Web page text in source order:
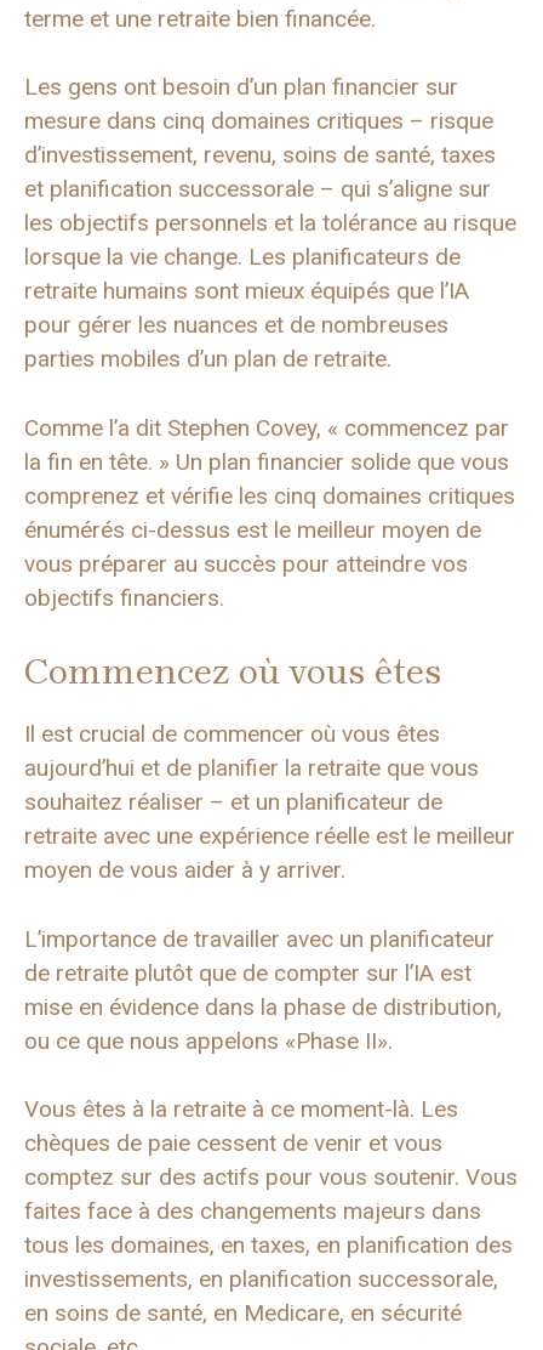
terme et une retraite bien financée.
Les gens ont besoin d’un plan financier sur
mesure dans cinq domaines critiques – risque
d’investissement, revenu, soins de santé, taxes
et planification successorale – qui s’aligne sur
les objectifs personnels et la tolérance au risque
lorsque la vie change. Les planificateurs de
retraite humains sont mieux équipés que l’IA
pour gérer les nuances et de nombreuses
parties mobiles d’un plan de retraite.
Comme l’a dit Stephen Covey, « commencez par
la fin en tête. » Un plan financier solide que vous
comprenez et vérifie les cinq domaines critiques
énumérés ci-dessus est le meilleur moyen de
vous préparer au succès pour atteindre vos
objectifs financiers.
Commencez où vous êtes
Il est crucial de commencer où vous êtes
aujourd’hui et de planifier la retraite que vous
souhaitez réaliser – et un planificateur de
retraite avec une expérience réelle est le meilleur
moyen de vous aider à y arriver.
L’importance de travailler avec un planificateur
de retraite plutôt que de compter sur l’IA est
mise en évidence dans la phase de distribution,
ou ce que nous appelons «Phase II».
Vous êtes à la retraite à ce moment-là. Les
chèques de paie cessent de venir et vous
comptez sur des actifs pour vous soutenir. Vous
faites face à des changements majeurs dans
tous les domaines, en taxes, en planification des
investissements, en planification successorale,
en soins de santé, en Medicare, en sécurité